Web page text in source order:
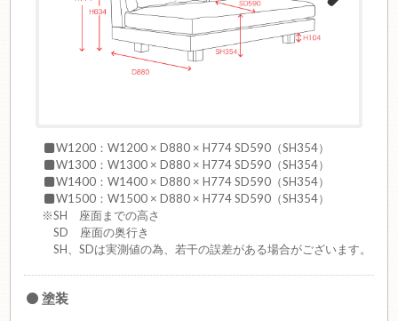
W1200：W1200 × D880 × H774 SD590（SH354）
W1300：W1300 × D880 × H774 SD590（SH354）
W1400：W1400 × D880 × H774 SD590（SH354）
W1500：W1500 × D880 × H774 SD590（SH354）
※SH 座面までの高さ
SD 座面の奥行き
SH、SDは実測値の為、若干の誤差がある場合がございます。
塗装